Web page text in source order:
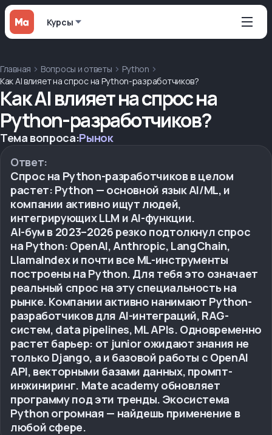
Курсы
Главная Вопросы и ответы
Python
Как AI влияет на спрос на Python-разработчиков?
Как AI влияет на спрос на
Python-разработчиков?
Тема вопроса:Рынок
Ответ:
Спрос на Python-разработчиков в целом
растет: Python — основной язык AI/ML, и
компании активно ищут людей,
интегрирующих LLM и AI-функции.
AI-бум в 2023–2026 резко подтолкнул спрос
на Python: OpenAI, Anthropic, LangChain,
LlamaIndex и почти все ML-инструменты
построены на Python. Для тебя это означает
реальный спрос на эту специальность на
рынке. Компании активно нанимают Python-
разработчиков для AI-интеграций, RAG-
систем, data pipelines, ML APIs. Одновременно
растет барьер: от junior ожидают знания не
только Django, а и базовой работы с OpenAI
API, векторными базами данных, промпт-
инжиниринг. Mate academy обновляет
программу под эти тренды. Экосистема
Python огромная — найдешь применение в
любой сфере.